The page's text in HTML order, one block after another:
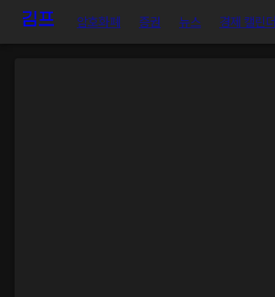
암호화폐 증권 뉴스 경제 캘린더